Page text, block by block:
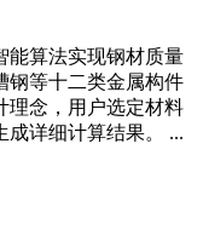
能算法实现钢材质量
钢等十二类金属构件
理念，用户选定材料
成详细计算结果。 ...